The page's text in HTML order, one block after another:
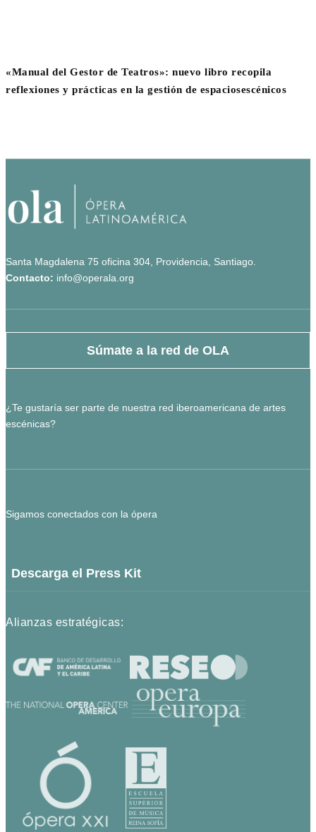
«Manual del Gestor de Teatros»: nuevo libro recopila
reflexiones y prácticas en la gestión de espaciosescénicos
Santa Magdalena 75 oficina 304, Providencia, Santiago.
Contacto: info@operala.org
Súmate a la red de OLA
¿Te gustaría ser parte de nuestra red iberoamericana de artes
escénicas?
Sigamos conectados con la ópera
Descarga el Press Kit
Alianzas estratégicas: